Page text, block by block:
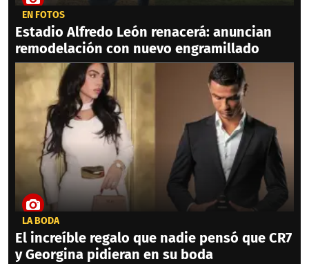
EN FOTOS
Estadio Alfredo León renacerá: anuncian
remodelación con nuevo engramillado
LA BODA
El increíble regalo que nadie pensó que CR7
y Georgina pidieran en su boda